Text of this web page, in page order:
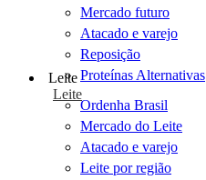
Mercado futuro
Atacado e varejo
Reposição
Proteínas Alternativas
Leite
Leite
Ordenha Brasil
Mercado do Leite
Atacado e varejo
Leite por região